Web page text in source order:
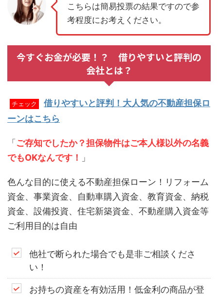
こちらは簡易投票の結果ですので参
考程度にお考えください。
今すぐお金が必要！？ 借りやすいと評判の
会社とは？
チェック
借りやすいと評判！大人気の不動産担保ロ
ーンはこちら
「 ご存知でしたか？担保物件はご本人様以外の名義
でもOKなんです！
」
色んな目的に使える不動産担保ローン！リフォーム
資金、事業資金、自動車購入資金、教育資金、納税
資金、設備投資、住宅新築資金、不動産購入資金等
ご利用目的は自由
他社で断られた場合でも是非ご相談くださ
い！
お持ちの資産を有効活用！低金利の商品が登